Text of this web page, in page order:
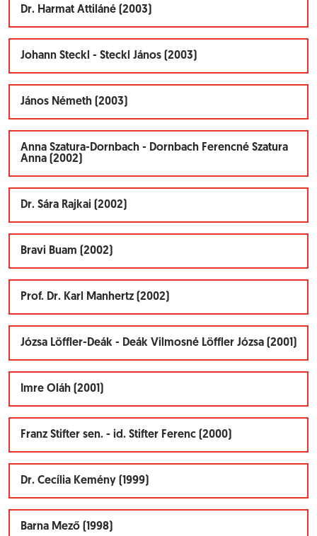
Dr. Harmat Attiláné (2003)
Johann Steckl - Steckl János (2003)
János Németh (2003)
Anna Szatura-Dornbach - Dornbach Ferencné Szatura
Anna (2002)
Dr. Sára Rajkai (2002)
Bravi Buam (2002)
Prof. Dr. Karl Manhertz (2002)
Józsa Löffler-Deák - Deák Vilmosné Löffler Józsa (2001)
Imre Oláh (2001)
Franz Stifter sen. - id. Stifter Ferenc (2000)
Dr. Cecília Kemény (1999)
Barna Mező (1998)